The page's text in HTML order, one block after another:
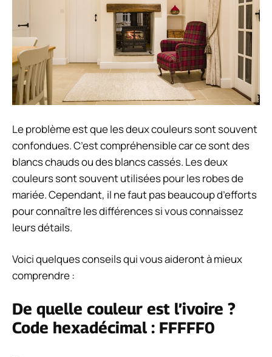
Le problème est que les deux couleurs sont souvent
confondues. C’est compréhensible car ce sont des
blancs chauds ou des blancs cassés. Les deux
couleurs sont souvent utilisées pour les robes de
mariée. Cependant, il ne faut pas beaucoup d’efforts
pour connaître les différences si vous connaissez
leurs détails.
Voici quelques conseils qui vous aideront à mieux
comprendre :
De quelle couleur est l’ivoire ?
Code hexadécimal : FFFFF0